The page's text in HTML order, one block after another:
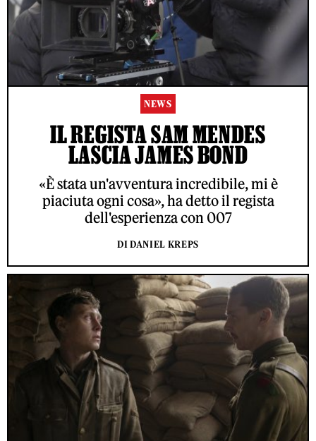
NEWS
IL REGISTA SAM MENDES
LASCIA JAMES BOND
«È stata un'avventura incredibile, mi è
piaciuta ogni cosa», ha detto il regista
dell'esperienza con 007
DI DANIEL KREPS